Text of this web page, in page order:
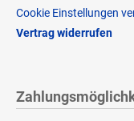
Cookie Einstellungen
Vertrag widerrufen